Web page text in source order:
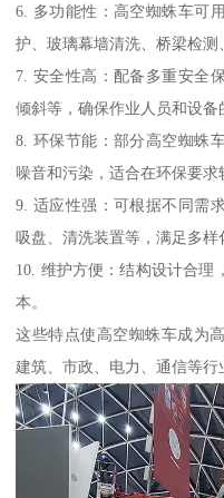
6. 多功能性：高空蜘蛛车可
护、玻璃幕墙清洗、桥梁检测
7. 安全性高：配备多重安全
倾斜等，确保作业人员和设备
8. 环保节能：部分高空蜘蛛
噪音和污染，适合在环保要求
9. 适应性强：可根据不同需
吸盘、清洗装置等，满足多样
10. 维护方便：结构设计合理
本。
这些特点使高空蜘蛛车成为
建筑、市政、电力、通信等行